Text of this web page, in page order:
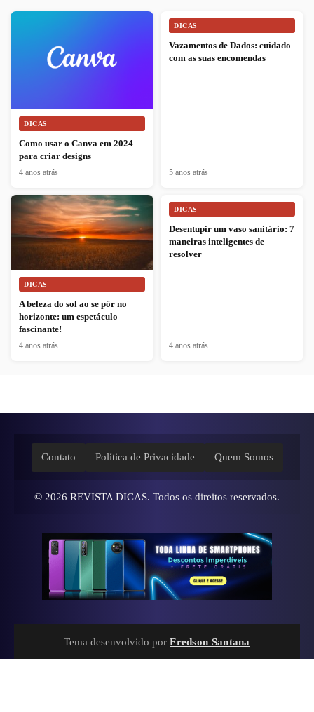
DICAS
Como usar o Canva em 2024
para criar designs
4 anos atrás
DICAS
Vazamentos de Dados: cuidado
com as suas encomendas
5 anos atrás
DICAS
A beleza do sol ao se pôr no
horizonte: um espetáculo
fascinante!
4 anos atrás
DICAS
Desentupir um vaso sanitário: 7
maneiras inteligentes de
resolver
4 anos atrás
Contato Política de Privacidade Quem Somos
© 2026 REVISTA DICAS. Todos os direitos reservados.
Tema desenvolvido por Fredson Santana